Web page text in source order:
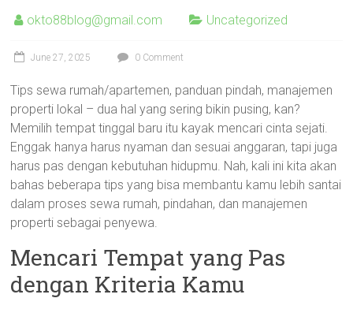
okto88blog@gmail.com Uncategorized
June 27, 2025 0 Comment
Tips sewa rumah/apartemen, panduan pindah, manajemen
properti lokal – dua hal yang sering bikin pusing, kan?
Memilih tempat tinggal baru itu kayak mencari cinta sejati.
Enggak hanya harus nyaman dan sesuai anggaran, tapi juga
harus pas dengan kebutuhan hidupmu. Nah, kali ini kita akan
bahas beberapa tips yang bisa membantu kamu lebih santai
dalam proses sewa rumah, pindahan, dan manajemen
properti sebagai penyewa.
Mencari Tempat yang Pas
dengan Kriteria Kamu